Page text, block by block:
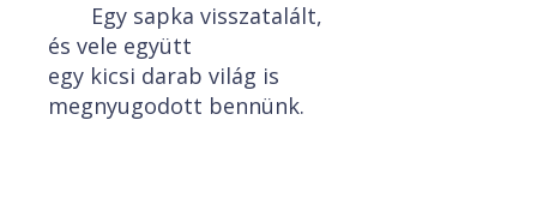
Egy sapka visszatalált,
és vele együtt
egy kicsi darab világ is
megnyugodott bennünk.